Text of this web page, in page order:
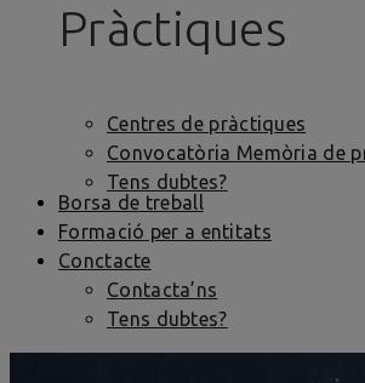
Pràctiques
Centres de pràctiques
Convocatòria Memòria de
Tens dubtes?
Borsa de treball
Formació per a entitats
Conctacte
Contacta’ns
Tens dubtes?